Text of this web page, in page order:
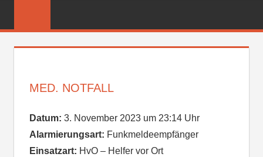
FEUERWEHR
MED. NOTFALL
Datum: 3. November 2023 um 23:14 Uhr
Alarmierungsart: Funkmeldeempfänger
Einsatzart: HvO – Helfer vor Ort